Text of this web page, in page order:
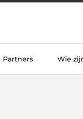
Partners Wie